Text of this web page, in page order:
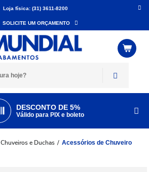
Loja física: (31) 3611-8200
SOLICITE UM ORÇAMENTO
DESCONTO DE 5%
Válido para PIX e boleto
Chuveiros e Duchas Acessórios de Chuveiro